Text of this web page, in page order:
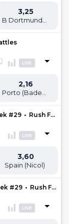
B Dortmund (Mapiston)
3,25
LIVE
Porto (Badema)
2,16
#29 • Rush Football
LIVE
Spain (Nicol)
3,60
#29 • Rush Football
LIVE